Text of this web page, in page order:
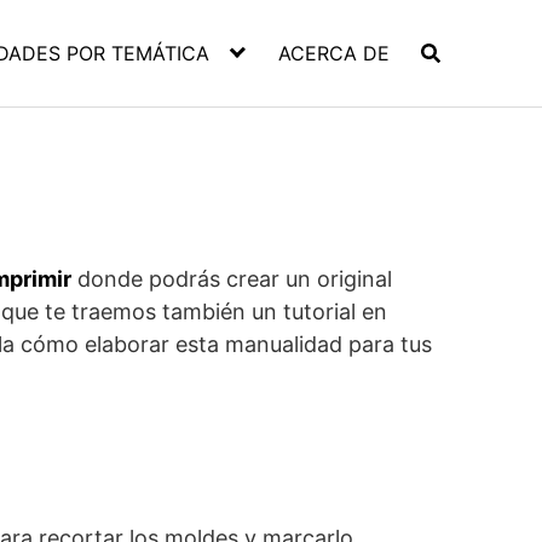
POR TEMÁTICA ACERCA DE
donde podrás crear un original
te traemos también un tutorial en
cómo elaborar esta manualidad para tus